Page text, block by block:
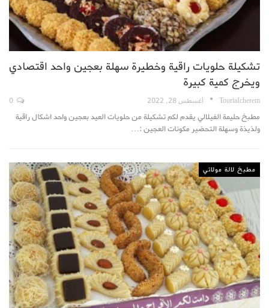
تشكيلة حلويات راقية وخطيرة سهلة بعجين واحد اقتصادي
ويخرج كمية كبيرة
TouriaIcherem أغسطس 28, 2022
مطبخ حليمة الفيلالي يقدم لكم تشكيلة من حلويات العيد بعجين واحد اشكال راقية
ولذيذة وسهلة التحضير مكونات العجين :…
مطبخ لالة مولاتي